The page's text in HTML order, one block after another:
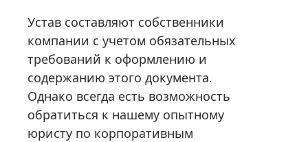
Устав составляют собственники
компании с учетом обязательных
требований к оформлению и
содержанию этого документа.
Однако всегда есть возможность
обратиться к нашему опытному
юристу по корпоративным